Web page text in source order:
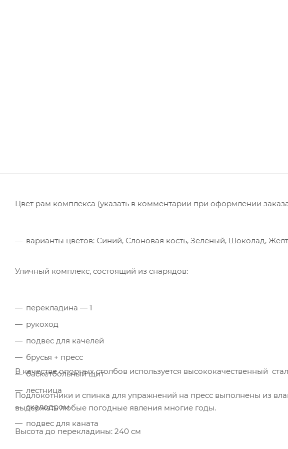
Цвет рам комплекса (указать в комментарии при оформлении
варианты цветов: Синий, Слоновая кость, Зеленый, Шоколад,
Уличный комплекс, состоящий из снарядов:
перекладина — 1
рукоход
подвес для качелей
брусья + пресс
баскетбольный щит
лестница
скалодром
подвес для каната
В качестве опорных столбов используется высококачественный
Подлокотники и спинка для упражнений на пресс выполнены из
выдержать любые погодные явления многие годы.
Высота до перекладины: 240 см